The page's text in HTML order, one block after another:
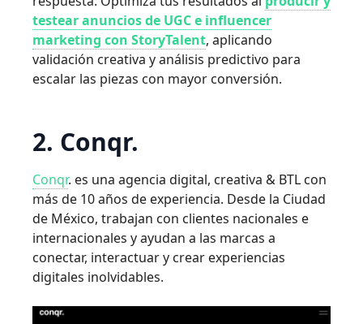
testear anuncios de UGC e influencer
marketing con StoryTalent, aplicando
validación creativa y análisis predictivo para
escalar las piezas con mayor conversión.
2. Conqr.
Conqr. es una agencia digital, creativa & BTL con
más de 10 años de experiencia. Desde la Ciudad
de México, trabajan con clientes nacionales e
internacionales y ayudan a las marcas a
conectar, interactuar y crear experiencias
digitales inolvidables.